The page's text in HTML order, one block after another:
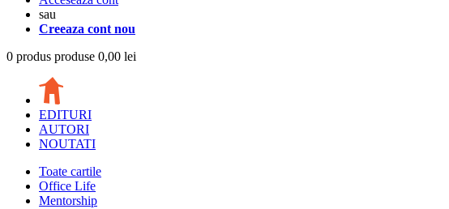
sau
Creeaza cont nou
0 produs produse 0,00 lei
EDITURI
AUTORI
NOUTATI
Toate cartile
Office Life
Mentorship